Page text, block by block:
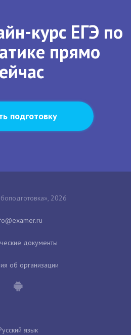
курс ЕГЭ по
прямо
подготовку
2026
документы
об организации
язык